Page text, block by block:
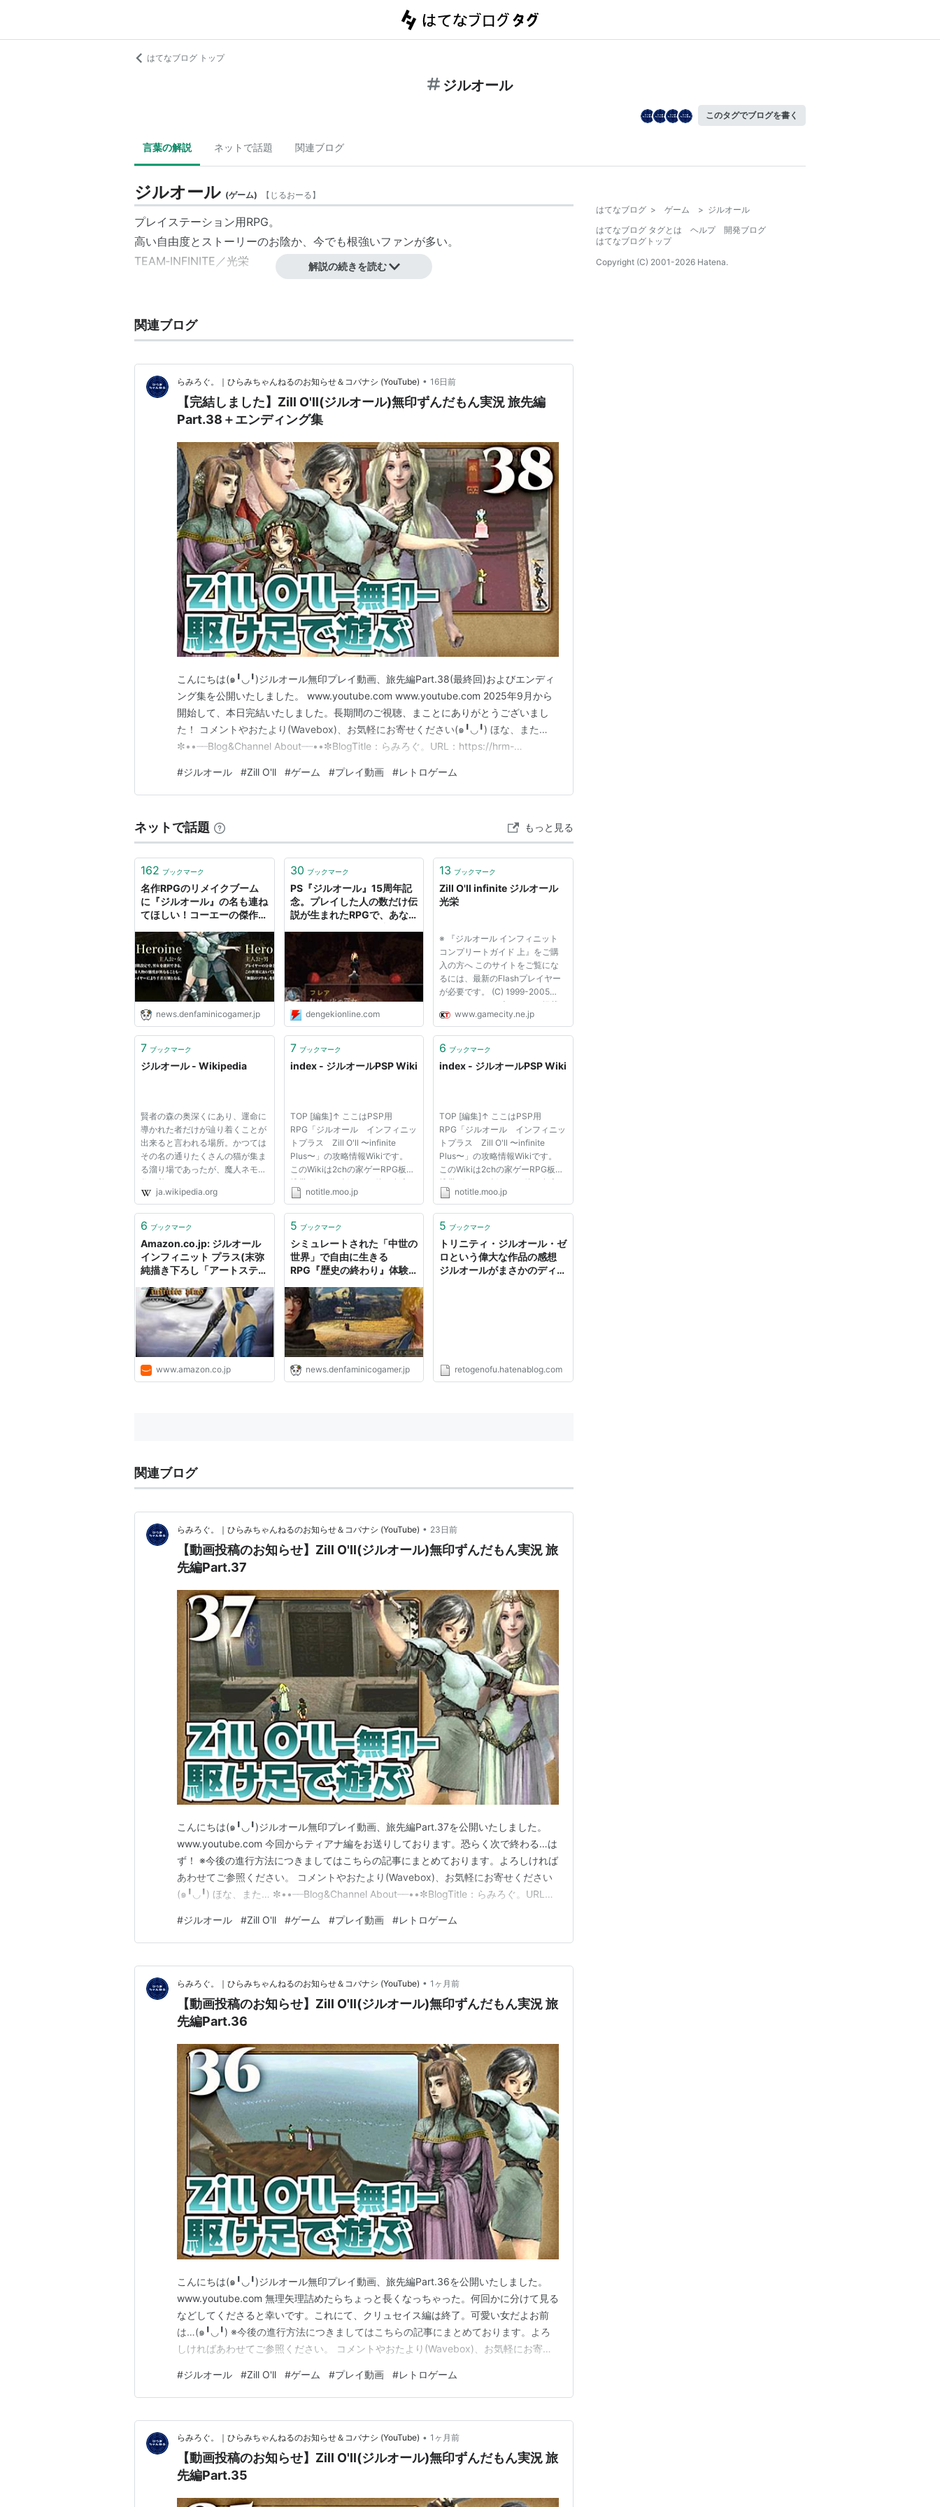
はてなブログ トップ
ジルオール
このタグでブログを書く
言葉の解説 ネットで話題 関連ブログ
ジルオール (ゲーム) 【 じるおーる】
プレイステーション用RPG。
高い自由度とストーリーのお陰か、今でも根強いファンが多い。
TEAM‐INFINITE／光栄
解説の続きを読む
関連ブログ
らみろぐ。｜ひらみちゃんねるのお知らせ＆コバナシ (YouTube) • 16日前
【完結しました】Zill O'll(ジルオール)無印ずんだもん実況 旅先編
Part.38＋エンディング集
こんにちは(๑╹◡╹)ジルオール無印プレイ動画、旅先編Part.38(最終回)およびエンディ
ング集を公開いたしました。 www.youtube.com www.youtube.com 2025年9月から
開始して、本日完結いたしました。長期間のご視聴、まことにありがとうございまし
た！ コメントやおたより(Wavebox)、お気軽にお寄せください(๑╹◡╹) ほな、また…
✼••┈┈Blog&Channel About┈┈••✼BlogTitle：らみろぐ。URL：https://hrm-
#ジルオール #Zill O'll #ゲーム #プレイ動画 #レトロゲーム
ネットで話題 もっと見る
162 ブックマーク
名作RPGのリメイクブーム
に『ジルオール』の名も連ね
てほしい！コーエーの傑作
からこそ語りたい。硬派な世
界観なのに本質は「恋愛ゲー
ム」かもしれない魅力あふれ
るRPG
news.denfaminicogamer.jp
30 ブックマーク
PS『ジルオール』15周年記
念。プレイした人の数だけ伝
説が生まれたRPGで、あな
跡は!?【周年連載】 - 電撃オ
ンライン
dengekionline.com
13 ブックマーク
Zill O'll infinite ジルオール
光栄
※ 『ジルオール インフィニット
コンプリートガイド 上』をご購
入の方へ このサイトをご覧にな
るには、最新のFlashプレイヤー
が必要です。 (C) 1999-2005
KOEI Co., Ltd. ※本ページに掲載
された文章、画像、データファイ
いたします。
www.gamecity.ne.jp
7 ブックマーク
ジルオール - Wikipedia
賢者の森の奥深くにあり、運命に
導かれた者だけが辿り着くことが
出来ると言われる場所。かつては
その名の通りたくさんの猫が集ま
る溜り場であったが、魔人ネモが
住み着くようになってからは、ネ
モの邪気を恐れて猫が全く寄り付
ァウス★ 猫屋敷の主人で、スト
き...
ja.wikipedia.org
7 ブックマーク
index - ジルオールPSP Wiki
TOP [編集]↑ ここはPSP用
RPG「ジルオール インフィニッ
トプラス Zill O'll 〜infinite
Plus〜」の攻略情報Wikiです。
このWikiは2chの家ゲーRPG板、
携帯ゲーRPG板、その他の有志の
方により制作されています。
限りません。適時編集修正をお願
いします。 お知らせ [編集]↑
PS3で完全新作...
notitle.moo.jp
6 ブックマーク
index - ジルオールPSP Wiki
TOP [編集]↑ ここはPSP用
RPG「ジルオール インフィニッ
トプラス Zill O'll 〜infinite
Plus〜」の攻略情報Wikiです。
このWikiは2chの家ゲーRPG板、
携帯ゲーRPG板、その他の有志の
方により制作されています。
限りません。適時編集修正をお願
PS3で完全新作...
notitle.moo.jp
6 ブックマーク
Amazon.co.jp: ジルオール
インフィニット プラス(末弥
純描き下ろし「アートステッ
ーム
www.amazon.co.jp
5 ブックマーク
シミュレートされた「中世の
世界」で自由に生きる
RPG『歴史の終わり』体験
人、盗賊…なんにでもなれ
る。雰囲気は『ジルオール』
『ルナティックドーン』、勢
力の興亡は『太閤立志伝』
『Mount & Blade』を思い出
すとの声も
news.denfaminicogamer.jp
5 ブックマーク
トリニティ・ジルオール・ゼ
ロという偉大な作品の感想
ジルオールがまさかのディア
retogenofu.hatenablog.com
関連ブログ
らみろぐ。｜ひらみちゃんねるのお知らせ＆コバナシ (YouTube) • 23日前
【動画投稿のお知らせ】Zill O'll(ジルオール)無印ずんだもん実況 旅
先編Part.37
こんにちは(๑╹◡╹)ジルオール無印プレイ動画、旅先編Part.37を公開いたしました。
www.youtube.com 今回からティアナ編をお送りしております。恐らく次で終わる…は
ず！ ※今後の進行方法につきましてはこちらの記事にまとめております。よろしければ
あわせてご参照ください。 コメントやおたより(Wavebox)、お気軽にお寄せください
(๑╹◡╹) ほな、また… ✼••┈┈Blog&Channel About┈┈••✼BlogTitle：らみろぐ。URL：
#ジルオール #Zill O'll #ゲーム #プレイ動画 #レトロゲーム
らみろぐ。｜ひらみちゃんねるのお知らせ＆コバナシ (YouTube) • 1ヶ月前
【動画投稿のお知らせ】Zill O'll(ジルオール)無印ずんだもん実況 旅
先編Part.36
こんにちは(๑╹◡╹)ジルオール無印プレイ動画、旅先編Part.36を公開いたしました。
www.youtube.com 無理矢理詰めたらちょっと長くなっちゃった。何回かに分けて見る
などしてくださると幸いです。これにて、クリュセイス編は終了。可愛い女だよお前
は…(๑╹◡╹) ※今後の進行方法につきましてはこちらの記事にまとめております。よろ
しければあわせてご参照ください。 コメントやおたより(Wavebox)、お気軽にお寄せ
ぐ。URL：https://hrm-chnl.hate…
#ジルオール #Zill O'll #ゲーム #プレイ動画 #レトロゲーム
らみろぐ。｜ひらみちゃんねるのお知らせ＆コバナシ (YouTube) • 1ヶ月前
【動画投稿のお知らせ】Zill O'll(ジルオール)無印ずんだもん実況 旅
先編Part.35
はてなブログ > ゲーム > ジルオール
はてなブログ タグとは
ヘルプ
開発ブログ
はてなブログトップ
Copyright (C) 2001-2026 Hatena.